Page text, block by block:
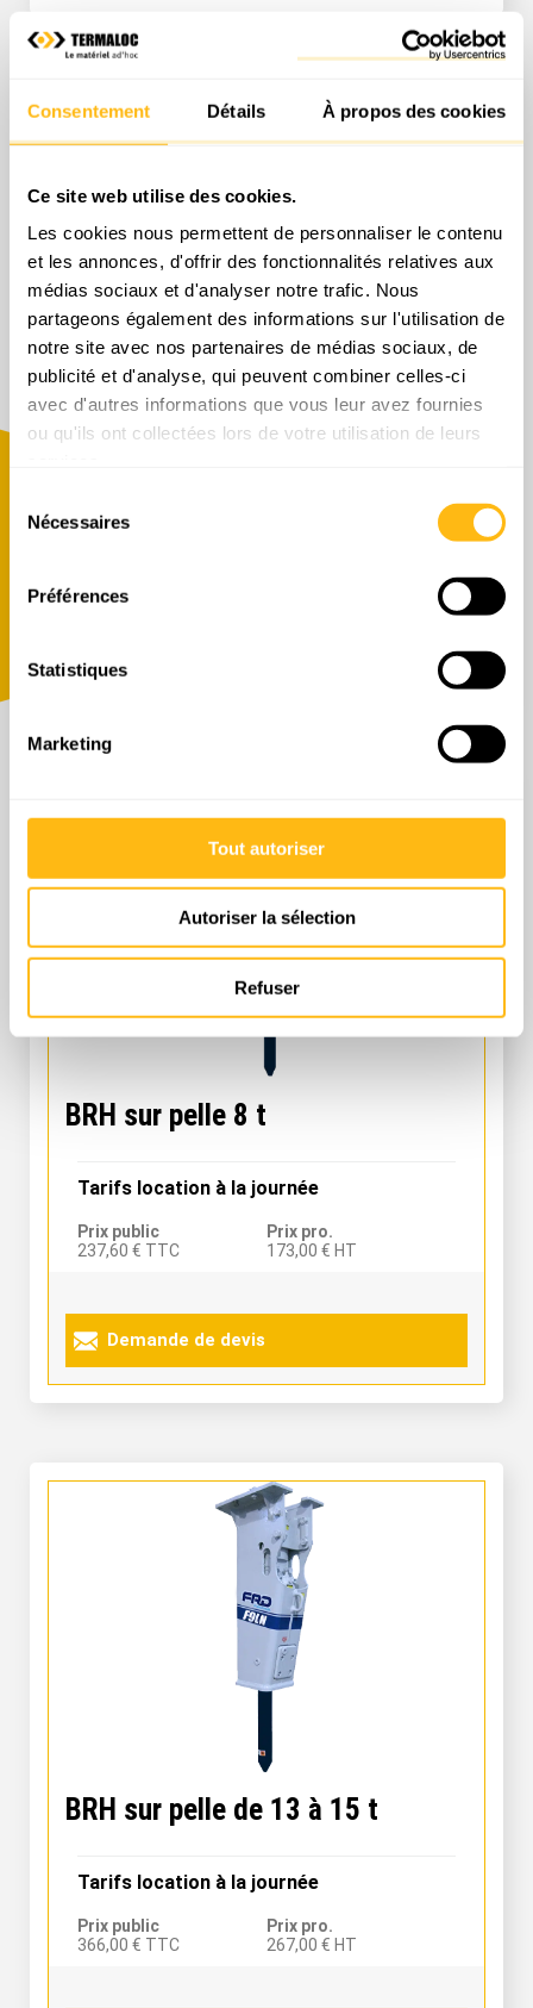
Consentement Détails À propos des cookies
Ce site web utilise des cookies.
Les cookies nous permettent de personnaliser le contenu
et les annonces, d'offrir des fonctionnalités relatives aux
médias sociaux et d'analyser notre trafic. Nous
partageons également des informations sur l'utilisation de
notre site avec nos partenaires de médias sociaux, de
publicité et d'analyse, qui peuvent combiner celles-ci
avec d'autres informations que vous leur avez fournies
ou qu'ils ont collectées lors de votre utilisation de leurs
Nécessaires
Préférences
Statistiques
Marketing
Tout autoriser
Autoriser la sélection
Refuser
BRH sur pelle 5 t
BRH sur pelle 8 t
Tarifs location à la journée
Prix public
237,60 € TTC
Prix pro.
173,00 € HT
Demande de devis
BRH sur pelle de 13 à 15 t
Tarifs location à la journée
Prix public
366,00 € TTC
Prix pro.
267,00 € HT
DEMANDE DE DEVIS